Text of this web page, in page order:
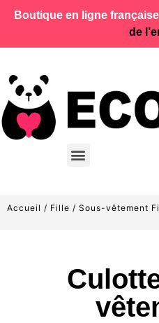
Boutique en ligne
de
Accueil / Fille / Sous-vêtement